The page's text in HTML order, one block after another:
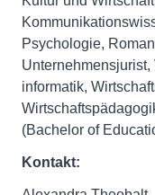
Psychologie,
informatik,
(Bachelor of
Kontakt: